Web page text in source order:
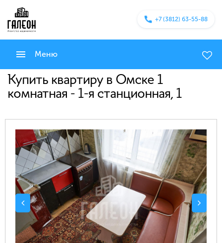
+7 (3812) 63-55-88
Меню
Купить квартиру в Омске 1
комнатная - 1-я станционная, 1